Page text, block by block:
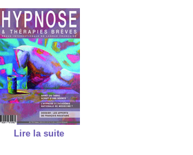
Lire la suite